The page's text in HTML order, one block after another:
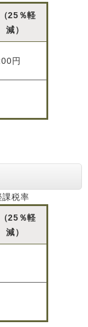
25％軽
減）
円
課税率
25％軽
減）